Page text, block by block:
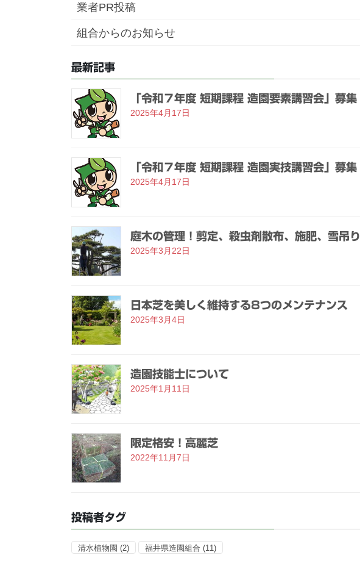
業者PR投稿
組合からのお知らせ
最新記事
「令和７年度 短期課程 造園要素講習会」募集
2025年4月17日
「令和７年度 短期課程 造園実技講習会」募集
2025年4月17日
庭木の管理！剪定、殺虫剤散布、施肥、雪吊り
2025年3月22日
日本芝を美しく維持する8つのメンテナンス
2025年3月4日
造園技能士について
2025年1月11日
限定格安！高麗芝
2022年11月7日
投稿者タグ
清水植物園 (2) 福井県造園組合 (11)